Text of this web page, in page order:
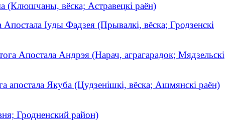
(Клюшчаны, вёска; Астравецкі раён)
Апостала Іуды Фадзея (Прывалкі, вёска; Гродзенскі
Апостала Андрэя (Нарач, аграгарадок; Мядзельскі
апостала Якуба (Цудзенішкі, вёска; Ашмянскі раён)
Гродненский район)